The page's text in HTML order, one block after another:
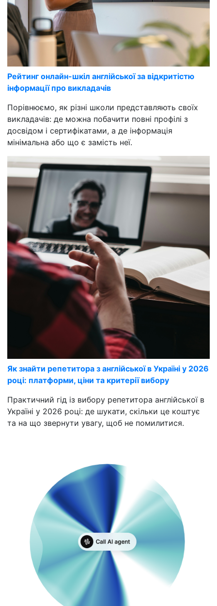
Рейтинг онлайн-шкіл англійської за відкритістю
інформації про викладачів
Порівнюємо, як різні школи представляють своїх
викладачів: де можна побачити повні профілі з
досвідом і сертифікатами, а де інформація
мінімальна або що є замість неї.
Як знайти репетитора з англійської в Україні у 2026
році: платформи, ціни та критерії вибору
Практичний гід із вибору репетитора англійської в
Україні у 2026 році: де шукати, скільки це коштує
та на що звернути увагу, щоб не помилитися.